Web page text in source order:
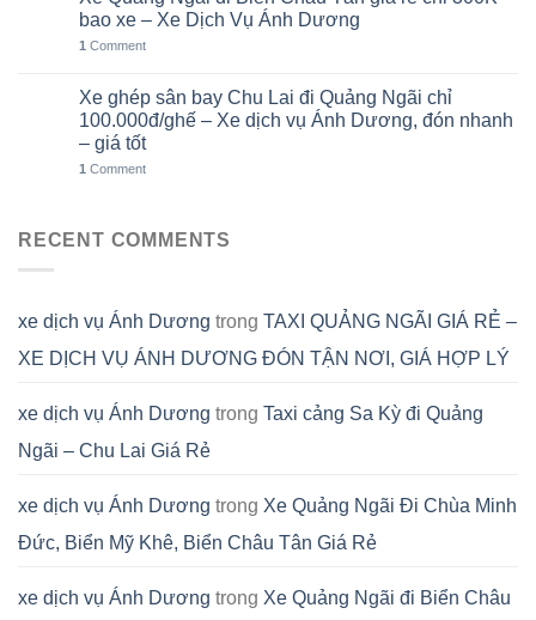
bao xe – Xe Dịch Vụ Ánh Dương
1 Comment
Xe ghép sân bay Chu Lai đi Quảng Ngãi chỉ
100.000đ/ghế – Xe dịch vụ Ánh Dương, đón nhanh
– giá tốt
1 Comment
RECENT COMMENTS
xe dịch vụ Ánh Dương trong TAXI QUẢNG NGÃI GIÁ RẺ –
XE DỊCH VỤ ÁNH DƯƠNG ĐÓN TẬN NƠI, GIÁ HỢP LÝ
xe dịch vụ Ánh Dương trong Taxi cảng Sa Kỳ đi Quảng
Ngãi – Chu Lai Giá Rẻ
xe dịch vụ Ánh Dương trong Xe Quảng Ngãi Đi Chùa Minh
Đức, Biển Mỹ Khê, Biển Châu Tân Giá Rẻ
xe dịch vụ Ánh Dương trong Xe Quảng Ngãi đi Biển Châu